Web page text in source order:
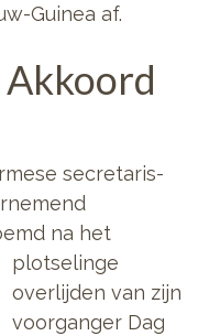
Guinea af.
secretaris-
na het
plotselinge
overlijden van zijn
voorganger Dag